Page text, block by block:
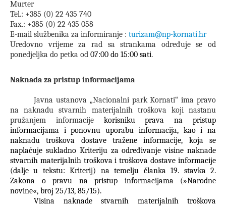
Murter
Tel.: +385 (0) 22 435 740
Fax.: +385 (0) 22 435 058
E-mail službenika za informiranje : turizam@np-kornati.hr
Uredovno vrijeme za rad sa strankama određuje se od
ponedjeljka do petka od 07:00 do 15:00 sati.
Naknada za pristup informacijama
Javna ustanova „Nacionalni park Kornati“ ima pravo
na naknadu stvarnih materijalnih troškova koji nastanu
pružanjem informacijekorisniku prava na pristup
informacijama i ponovnu uporabu informacija, kao i na
naknadu troškova dostave tražene informacije, koja se
naplaćuje sukladno Kriteriju za određivanje visine naknade
stvarnih materijalnih troškova i troškova dostave informacije
(dalje u tekstu: Kriterij) na temelju članka 19. stavka 2.
Zakona o pravu na pristup informacijama (»Narodne
novine«, broj 25/13, 85/15).
Visina naknade stvarnih materijalnih troškova